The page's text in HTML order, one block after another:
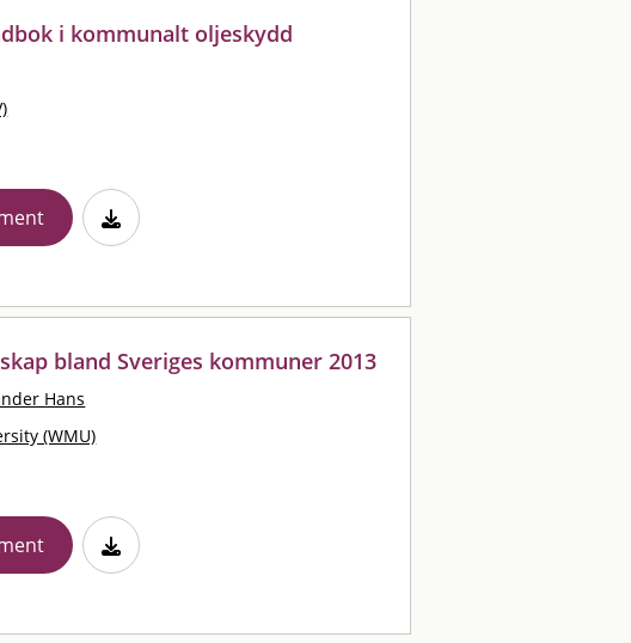
i kommunalt oljeskydd
bland Sveriges kommuner 2013
Hans
(WMU)